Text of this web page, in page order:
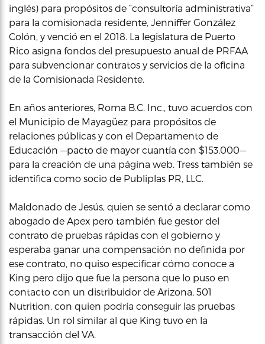
inglés) para propósitos de “consultoría administrativa”
para la comisionada residente, Jenniffer González
Colón, y venció en el 2018. La legislatura de Puerto
Rico asigna fondos del presupuesto anual de PRFAA
para subvencionar contratos y servicios de la oficina
de la Comisionada Residente.
En años anteriores, Roma B.C. Inc., tuvo acuerdos con
el Municipio de Mayagüez para propósitos de
relaciones públicas y con el Departamento de
Educación —pacto de mayor cuantía con $153,000—
para la creación de una página web. Tress también se
identifica como socio de Publiplas PR, LLC.
Maldonado de Jesús, quien se sentó a declarar como
abogado de Apex pero también fue gestor del
contrato de pruebas rápidas con el gobierno y
esperaba ganar una compensación no definida por
ese contrato, no quiso especificar cómo conoce a
King pero dijo que fue la persona que lo puso en
contacto con un distribuidor de Arizona, 501
Nutrition, con quien podría conseguir las pruebas
rápidas. Un rol similar al que King tuvo en la
transacción del VA.